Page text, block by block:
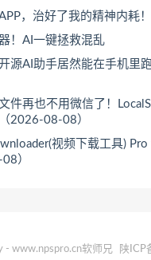
，治好了我的精神内耗
！AI一键拯救混乱
源AI助手居然能在手机里
件再也不用微信了！
2026-08-08）
视频下载工具)
）
www.npspro.cn软师兄 陕